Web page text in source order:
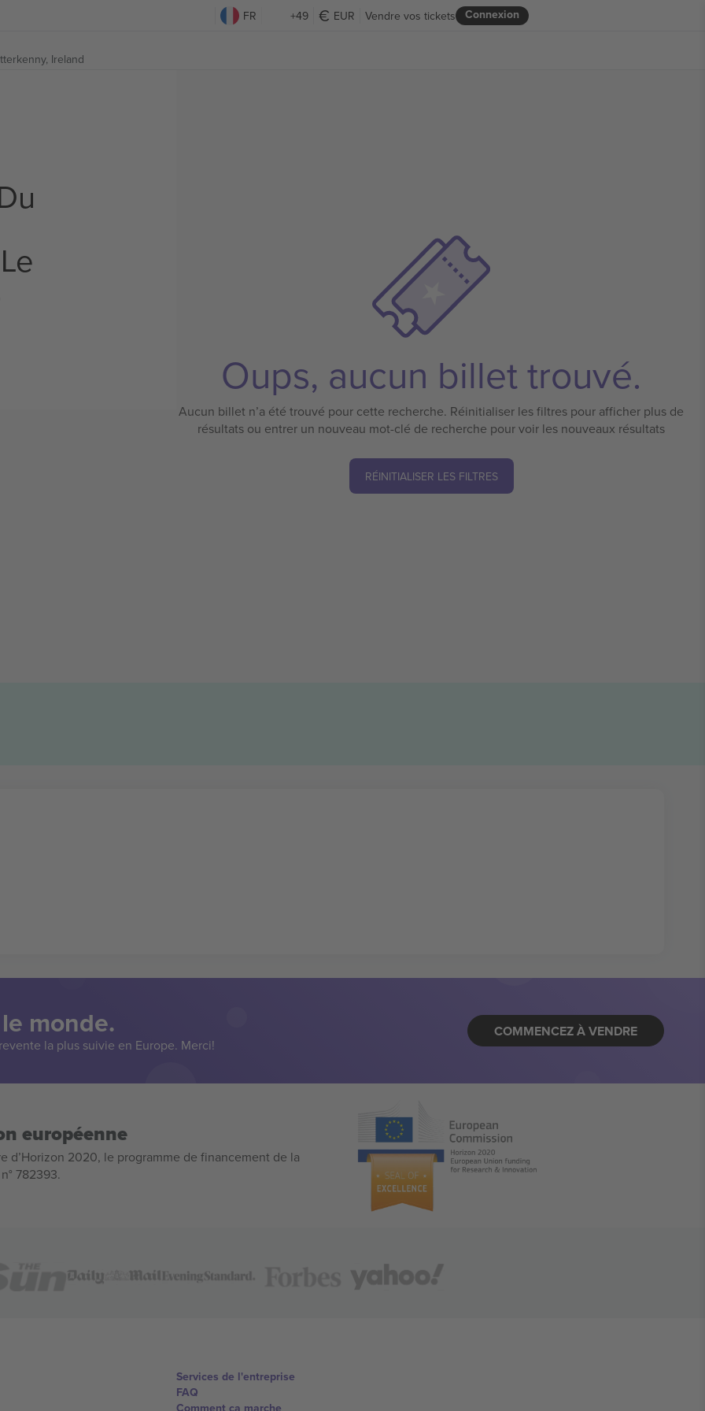
FR +49 EUR Connexion
Vendre vos tickets
Ireland
Oups, aucun billet trouvé.
Aucun billet n’a été trouvé pour cette recherche. Réinitialiser les filtres pour afficher plus de
résultats ou entrer un nouveau mot-clé de recherche pour voir les nouveaux résultats
RÉINITIALISER LES FILTRES
monde.
la plus suivie en Europe. Merci!
COMMENCEZ À VENDRE
européenne
d’Horizon 2020, le programme de financement de la
782393.
Services de l'entreprise
FAQ
Comment ça marche